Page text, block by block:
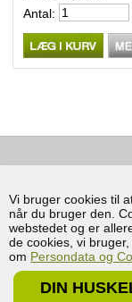
Vi bruger cookies til
når du bruger den.
webstedet og er
de cookies, vi
om Persondata og
DIN
Antal:
BRUG FOR
INFORMATION
KUNDESERVICE